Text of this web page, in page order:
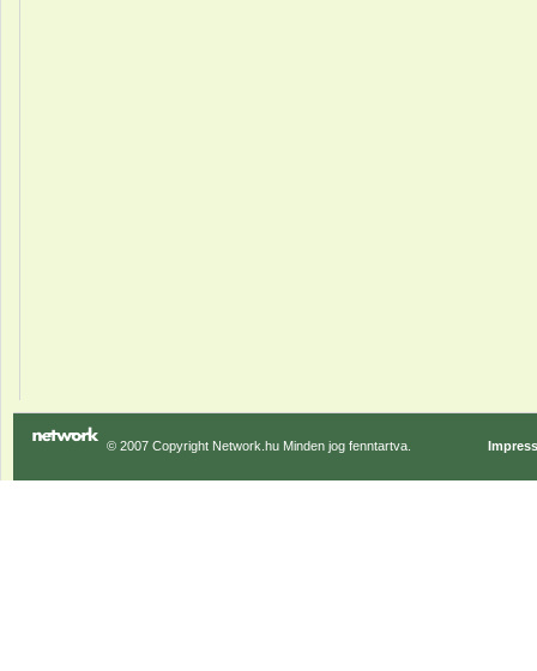
© 2007 Copyright Network.hu Minden jog fenntartva.